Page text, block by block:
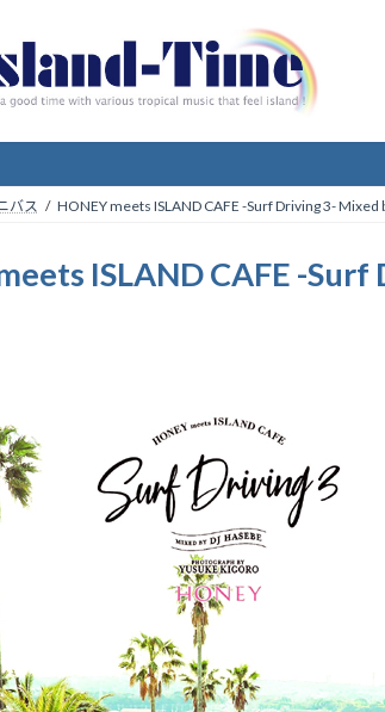
バス HONEY meets ISLAND CAFE -Surf Driving 3- Mixed
ISLAND CAFE -